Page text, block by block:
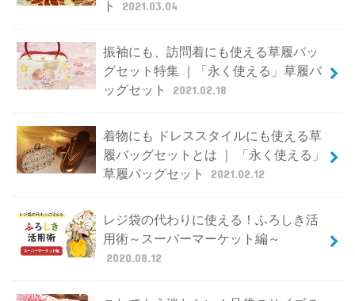
ト
2021.03.04
振袖にも、訪問着にも使える草履バッ
グセット特集 ｜「永く使える」草履バ
ッグセット
2021.02.18
着物にも ドレススタイルにも使える草
履バッグセットとは ｜ 「永く使える」
草履バッグセット
2021.02.12
レジ袋の代わりに使える！ふろしき活
用術～スーパーマーケット編～
2020.08.12